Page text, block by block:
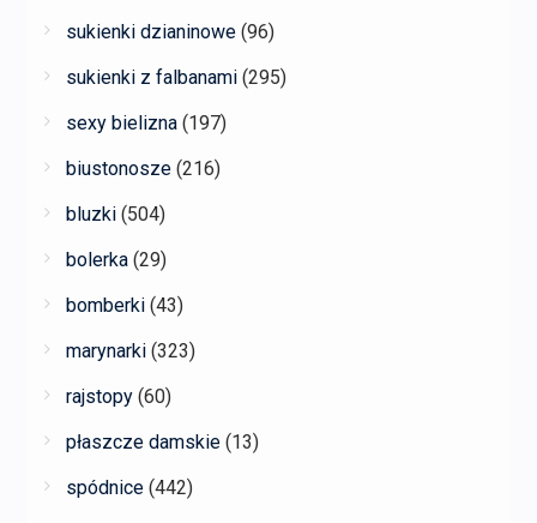
sukienki dzianinowe (96)
sukienki z falbanami (295)
sexy bielizna (197)
biustonosze (216)
bluzki (504)
bolerka (29)
bomberki (43)
marynarki (323)
rajstopy (60)
płaszcze damskie (13)
spódnice (442)